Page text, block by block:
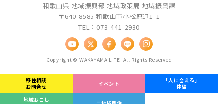
移住相談
お問合せ
イベント
「人に会える」
体験
地域おこし
二地域居住
和歌山県 地域振興部 地域政策局 地域振興課
〒640-8585 和歌山市小松原通1-1
TEL：073-441-2930
Copyright © WAKAYAMA LIFE. All Rights Reserved